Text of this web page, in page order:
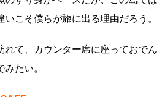
こそ僕らが旅に出る理由だろう。
れて、カウンター席に座っておでん
たい。